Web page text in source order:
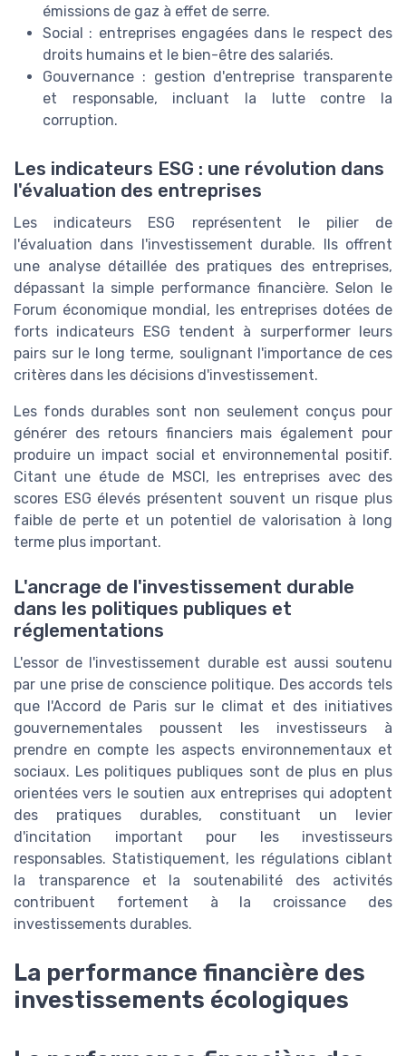
émissions de gaz à effet de serre.
Social : entreprises engagées dans le respect des
droits humains et le bien-être des salariés.
Gouvernance : gestion d'entreprise transparente
et responsable, incluant la lutte contre la
corruption.
Les indicateurs ESG : une révolution dans
l'évaluation des entreprises
Les indicateurs ESG représentent le pilier de
l'évaluation dans l'investissement durable. Ils offrent
une analyse détaillée des pratiques des entreprises,
dépassant la simple performance financière. Selon le
Forum économique mondial, les entreprises dotées de
forts indicateurs ESG tendent à surperformer leurs
pairs sur le long terme, soulignant l'importance de ces
critères dans les décisions d'investissement.
Les fonds durables sont non seulement conçus pour
générer des retours financiers mais également pour
produire un impact social et environnemental positif.
Citant une étude de MSCI, les entreprises avec des
scores ESG élevés présentent souvent un risque plus
faible de perte et un potentiel de valorisation à long
terme plus important.
L'ancrage de l'investissement durable
dans les politiques publiques et
réglementations
L'essor de l'investissement durable est aussi soutenu
par une prise de conscience politique. Des accords tels
que l'Accord de Paris sur le climat et des initiatives
gouvernementales poussent les investisseurs à
prendre en compte les aspects environnementaux et
sociaux. Les politiques publiques sont de plus en plus
orientées vers le soutien aux entreprises qui adoptent
des pratiques durables, constituant un levier
d'incitation important pour les investisseurs
responsables. Statistiquement, les régulations ciblant
la transparence et la soutenabilité des activités
contribuent fortement à la croissance des
investissements durables.
La performance financière des
investissements écologiques